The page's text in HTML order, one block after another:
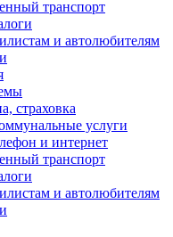
транспорт
и автолюбителям
страховка
услуги
и интернет
транспорт
и автолюбителям